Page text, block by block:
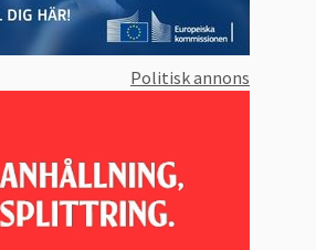
Politisk annons